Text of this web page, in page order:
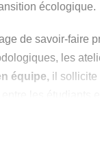
écologique.
de savoir-faire
les
équipe, il sollicite
disciplinaire